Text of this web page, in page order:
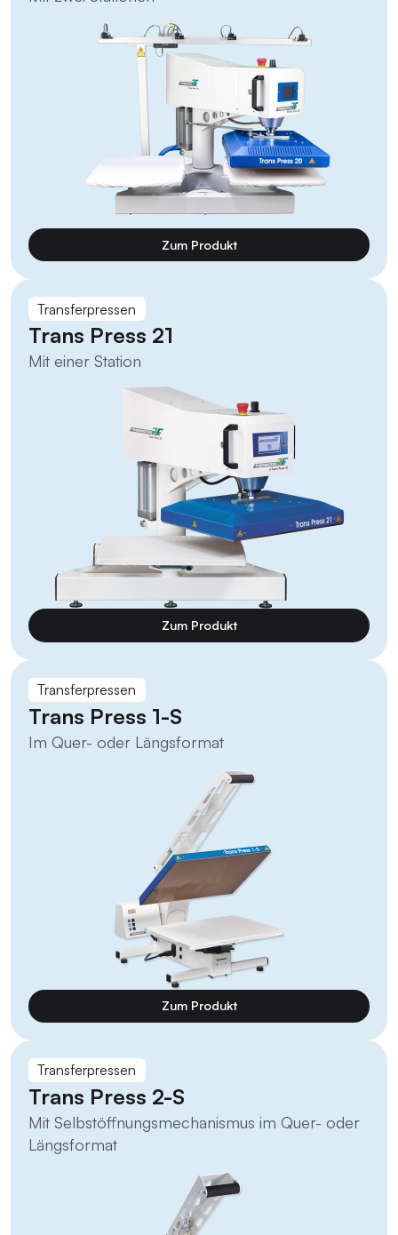
Zum Produkt
Transferpressen
Trans Press 21
Mit einer Station
Zum Produkt
Transferpressen
Trans Press 1-S
Im Quer- oder Längsformat
Zum Produkt
Transferpressen
Trans Press 2-S
Mit Selbstöffnungsmechanismus im Quer- oder
Längsformat